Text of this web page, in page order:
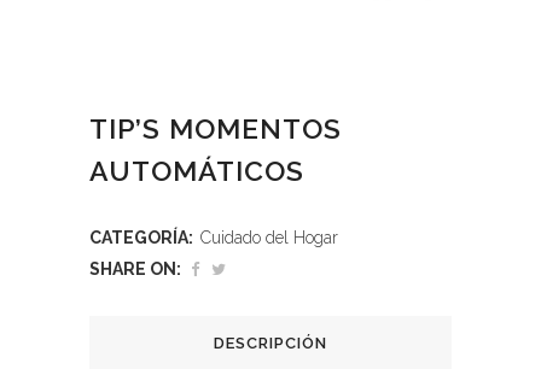
TIP’S MOMENTOS
AUTOMÁTICOS
CATEGORÍA: Cuidado del Hogar
SHARE ON:
DESCRIPCIÓN